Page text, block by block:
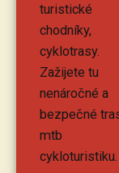
turistické
chodníky,
cyklotrasy.
Zažijete tu
nenáročné a
bezpečné
mtb
cykloturistiku.